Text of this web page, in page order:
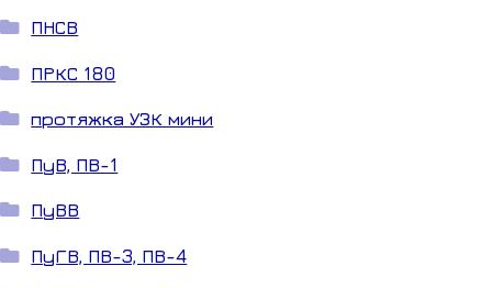
ПНСВ
ПРКС 180
протяжка УЗК мини
ПуВ, ПВ-1
ПуВВ
ПуГВ, ПВ-3, ПВ-4